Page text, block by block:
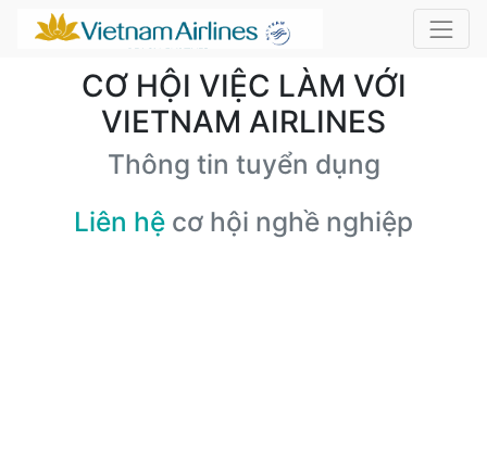
CƠ HỘI VIỆC LÀM VỚI
VIETNAM AIRLINES
Thông tin tuyển dụng
Liên hệ cơ hội nghề nghiệp